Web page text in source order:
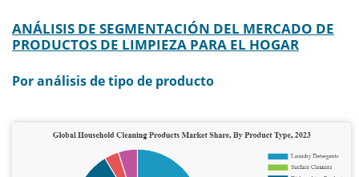
ANÁLISIS DE SEGMENTACIÓN DEL MERCADO DE
PRODUCTOS DE LIMPIEZA PARA EL HOGAR
Por análisis de tipo de producto